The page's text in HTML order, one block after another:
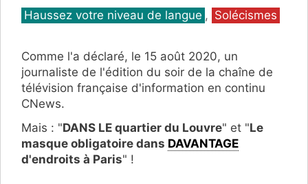
Catégories
Haussez votre niveau de langue , Solécismes
Comme l'a déclaré, le 15 août 2020, un
journaliste de l'édition du soir de la chaîne de
télévision française d'information en continu
CNews.
Mais : "DANS LE quartier du Louvre" et "Le
masque obligatoire dans DAVANTAGE
d'endroits à Paris" !